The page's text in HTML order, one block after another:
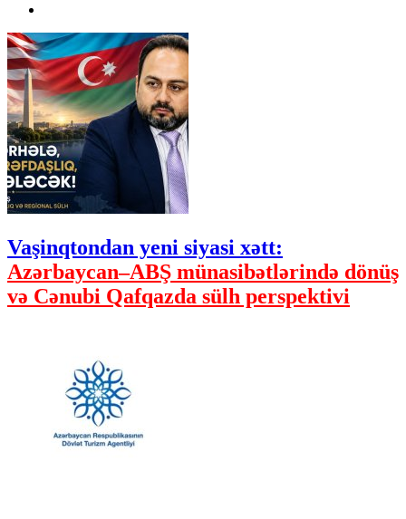
Vaşinqtondan yeni siyasi xətt:
Azərbaycan–ABŞ münasibətlərində dönüş
və Cənubi Qafqazda sülh perspektivi